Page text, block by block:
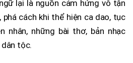
lại là nguồn cảm hứng vô tận
cách khi thể hiện ca dao, tục
nhân, những bài thơ, bản nhạc
tộc.